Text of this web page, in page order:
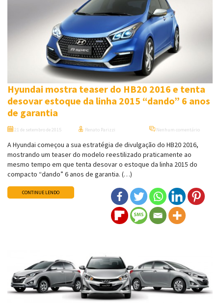
Hyundai mostra teaser do HB20 2016 e tenta
desovar estoque da linha 2015 “dando” 6 anos
de garantia
21 de setembro de 2015 Renato Parizzi Nenhum comentário
A Hyundai começou a sua estratégia de divulgação do HB20 2016,
mostrando um teaser do modelo reestilizado praticamente ao
mesmo tempo em que tenta desovar o estoque da linha 2015 do
compacto “dando” 6 anos de garantia. (…)
CONTINUE LENDO